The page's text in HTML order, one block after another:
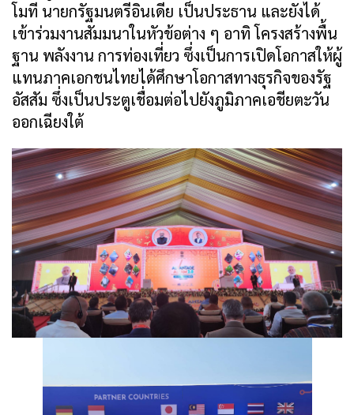
โมที นายกรัฐมนตรีอินเดีย เป็นประธาน และยังได้
เข้าร่วมงานสัมมนาในหัวข้อต่าง ๆ อาทิ โครงสร้างพื้น
ฐาน พลังงาน การท่องเที่ยว ซึ่งเป็นการเปิดโอกาสให้ผู้
แทนภาคเอกชนไทยได้ศึกษาโอกาสทางธุรกิจของรัฐ
อัสสัม ซึ่งเป็นประตูเชื่อมต่อไปยังภูมิภาคเอชียตะวัน
ออกเฉียงใต้